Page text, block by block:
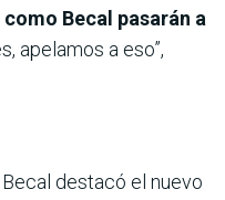
Becal pasarán a
apelamos a eso”,
destacó el nuevo